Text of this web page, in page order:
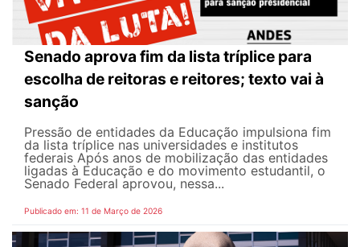
Senado aprova fim da lista tríplice para
escolha de reitoras e reitores; texto vai à
sanção
Pressão de entidades da Educação impulsiona fim
da lista tríplice nas universidades e institutos
federais Após anos de mobilização das entidades
ligadas à Educação e do movimento estudantil, o
Senado Federal aprovou, nessa...
Publicado em: 11 de Março de 2026